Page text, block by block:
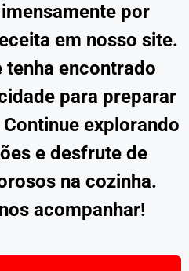
por
em nosso site.
tenha encontrado
para preparar
explorando
e desfrute de
na cozinha.
acompanhar!